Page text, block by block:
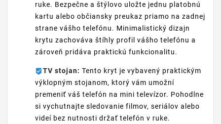
ruke. Bezpečne a štýlovo uložte jednu platobnú
kartu alebo občiansky preukaz priamo na zadnej
strane vášho telefónu. Minimalistický dizajn
krytu zachováva štíhly profil vášho telefónu a
zároveň pridáva praktickú funkcionalitu.
TV stojan: Tento kryt je vybavený praktickým
výklopným stojanom, ktorý vám umožní
premeniť váš telefón na mini televízor. Pohodlne
si vychutnajte sledovanie filmov, seriálov alebo
videí bez nutnosti držať telefón v ruke.